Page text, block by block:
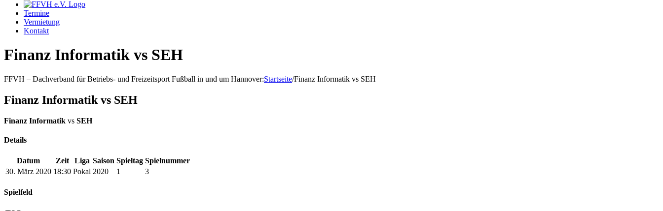
Termine
Vermietung
Kontakt
Finanz Informatik vs SEH
FFVH – Dachverband für Betriebs- und Freizeitsport Fußball in und um Hannover:Startseite/Finanz Informatik vs SEH
Finanz Informatik vs SEH
Finanz Informatik vs SEH
Details
Datum Zeit Liga Saison Spieltag Spielnummer
30. März 2020 18:30 Pokal 2020 1 3
Spielfeld